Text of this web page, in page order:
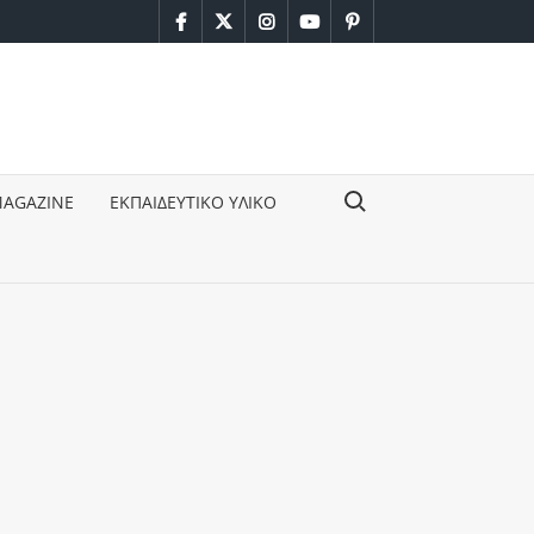
facebook
twitterinstagram
youtubepinterest
ΕΚΠΑΙΔΕΥΤΙΚΟ ΥΛΙΚΟ Search for: